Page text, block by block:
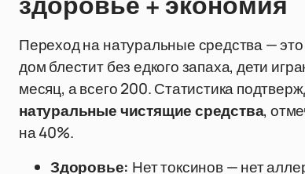
здоровье + экономия
Переход на натуральные средства —
дом блестит без едкого запаха, дети
месяц, а всего 200. Статистика
натуральные чистящие средства,
на 40%.
Здоровье: Нет токсинов — нет